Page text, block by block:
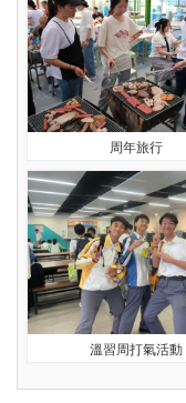
周年旅行
溫習周打氣活動